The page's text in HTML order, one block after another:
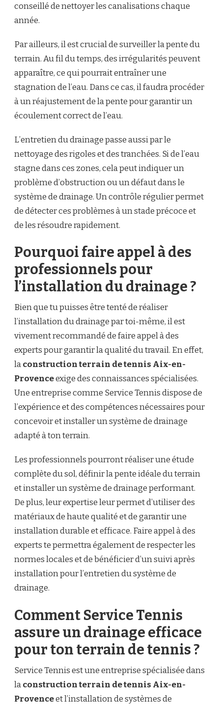
conseillé de nettoyer les canalisations chaque
année.
Par ailleurs, il est crucial de surveiller la pente du
terrain. Au fil du temps, des irrégularités peuvent
apparaître, ce qui pourrait entraîner une
stagnation de l’eau. Dans ce cas, il faudra procéder
à un réajustement de la pente pour garantir un
écoulement correct de l’eau.
L’entretien du drainage passe aussi par le
nettoyage des rigoles et des tranchées. Si de l’eau
stagne dans ces zones, cela peut indiquer un
problème d’obstruction ou un défaut dans le
système de drainage. Un contrôle régulier permet
de détecter ces problèmes à un stade précoce et
de les résoudre rapidement.
Pourquoi faire appel à des
professionnels pour
l’installation du drainage ?
Bien que tu puisses être tenté de réaliser
l’installation du drainage par toi-même, il est
vivement recommandé de faire appel à des
experts pour garantir la qualité du travail. En effet,
laconstruction terrain de tennis Aix-en-
Provenceexige des connaissances spécialisées.
Une entreprise comme Service Tennis dispose de
l’expérience et des compétences nécessaires pour
concevoir et installer un système de drainage
adapté à ton terrain.
Les professionnels pourront réaliser une étude
complète du sol, définir la pente idéale du terrain
et installer un système de drainage performant.
De plus, leur expertise leur permet d’utiliser des
matériaux de haute qualité et de garantir une
installation durable et efficace. Faire appel à des
experts te permettra également de respecter les
normes locales et de bénéficier d’un suivi après
installation pour l’entretien du système de
drainage.
Comment Service Tennis
assure un drainage efficace
pour ton terrain de tennis ?
Service Tennis est une entreprise spécialisée dans
laconstruction terrain de tennis Aix-en-
Provenceet l’installation de systèmes de